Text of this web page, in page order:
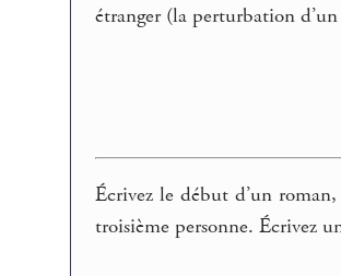
étranger (la perturbation
Écrivez le début d’un
troisième personne. Écrivez